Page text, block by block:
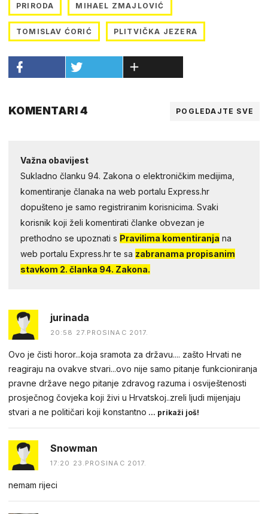
PRIRODA MIHAEL ZMAJLOVIĆ
TOMISLAV ĆORIĆ PLITVIČKA JEZERA
KOMENTARI 4 POGLEDAJTE SVE
Važna obavijest
Sukladno članku 94. Zakona o elektroničkim medijima,
komentiranje članaka na web portalu Express.hr
dopušteno je samo registriranim korisnicima. Svaki
korisnik koji želi komentirati članke obvezan je
prethodno se upoznati s Pravilima komentiranja na
web portalu Express.hr te sa zabranama propisanim
stavkom 2. članka 94. Zakona.
jurinada
20:58 27.PROSINAC 2017.
Ovo je čisti horor...koja sramota za državu.... zašto Hrvati ne
reagiraju na ovakve stvari...ovo nije samo pitanje funkcioniranja
pravne države nego pitanje zdravog razuma i osviještenosti
prosječnog čovjeka koji živi u Hrvatskoj..zreli ljudi mijenjaju
stvari a ne političari koji konstantno ... prikaži još!
Snowman
17:20 23.PROSINAC 2017.
nemam rijeci